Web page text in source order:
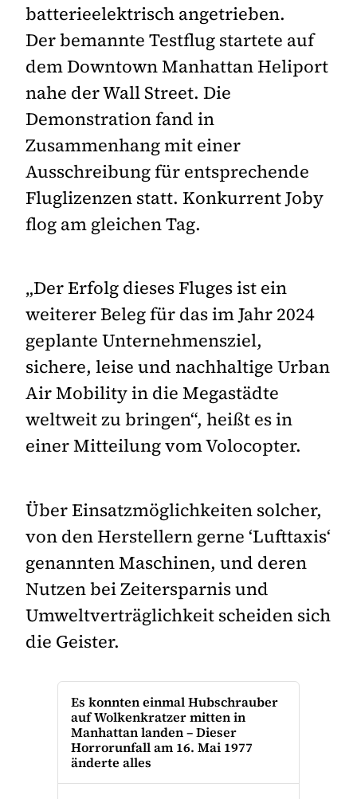
batterieelektrisch angetrieben.
Der bemannte Testflug startete auf
dem Downtown Manhattan Heliport
nahe der Wall Street. Die
Demonstration fand in
Zusammenhang mit einer
Ausschreibung für entsprechende
Fluglizenzen statt. Konkurrent Joby
flog am gleichen Tag.
„Der Erfolg dieses Fluges ist ein
weiterer Beleg für das im Jahr 2024
geplante Unternehmensziel,
sichere, leise und nachhaltige Urban
Air Mobility in die Megastädte
weltweit zu bringen“, heißt es in
einer Mitteilung vom Volocopter.
Über Einsatzmöglichkeiten solcher,
von den Herstellern gerne ‘Lufttaxis‘
genannten Maschinen, und deren
Nutzen bei Zeitersparnis und
Umweltverträglichkeit scheiden sich
die Geister.
Es konnten einmal Hubschrauber
auf Wolkenkratzer mitten in
Manhattan landen – Dieser
Horrorunfall am 16. Mai 1977
änderte alles